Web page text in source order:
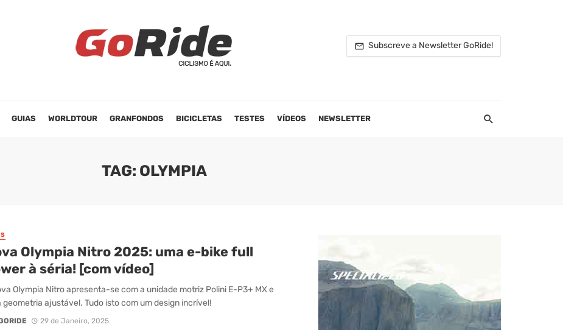
Subscreve a Newsletter GoRide!
GUIAS WORLDTOUR GRANFONDOS BICICLETAS TESTES VÍDEOS NEWSLETTER
TAG: OLYMPIA
Olympia Nitro 2025: uma e-bike full
à séria! [com vídeo]
Olympia Nitro apresenta-se com a unidade motriz Polini E-P3+ MX e
geometria ajustável. Tudo isto com um design incrível!
29 de Janeiro, 2025